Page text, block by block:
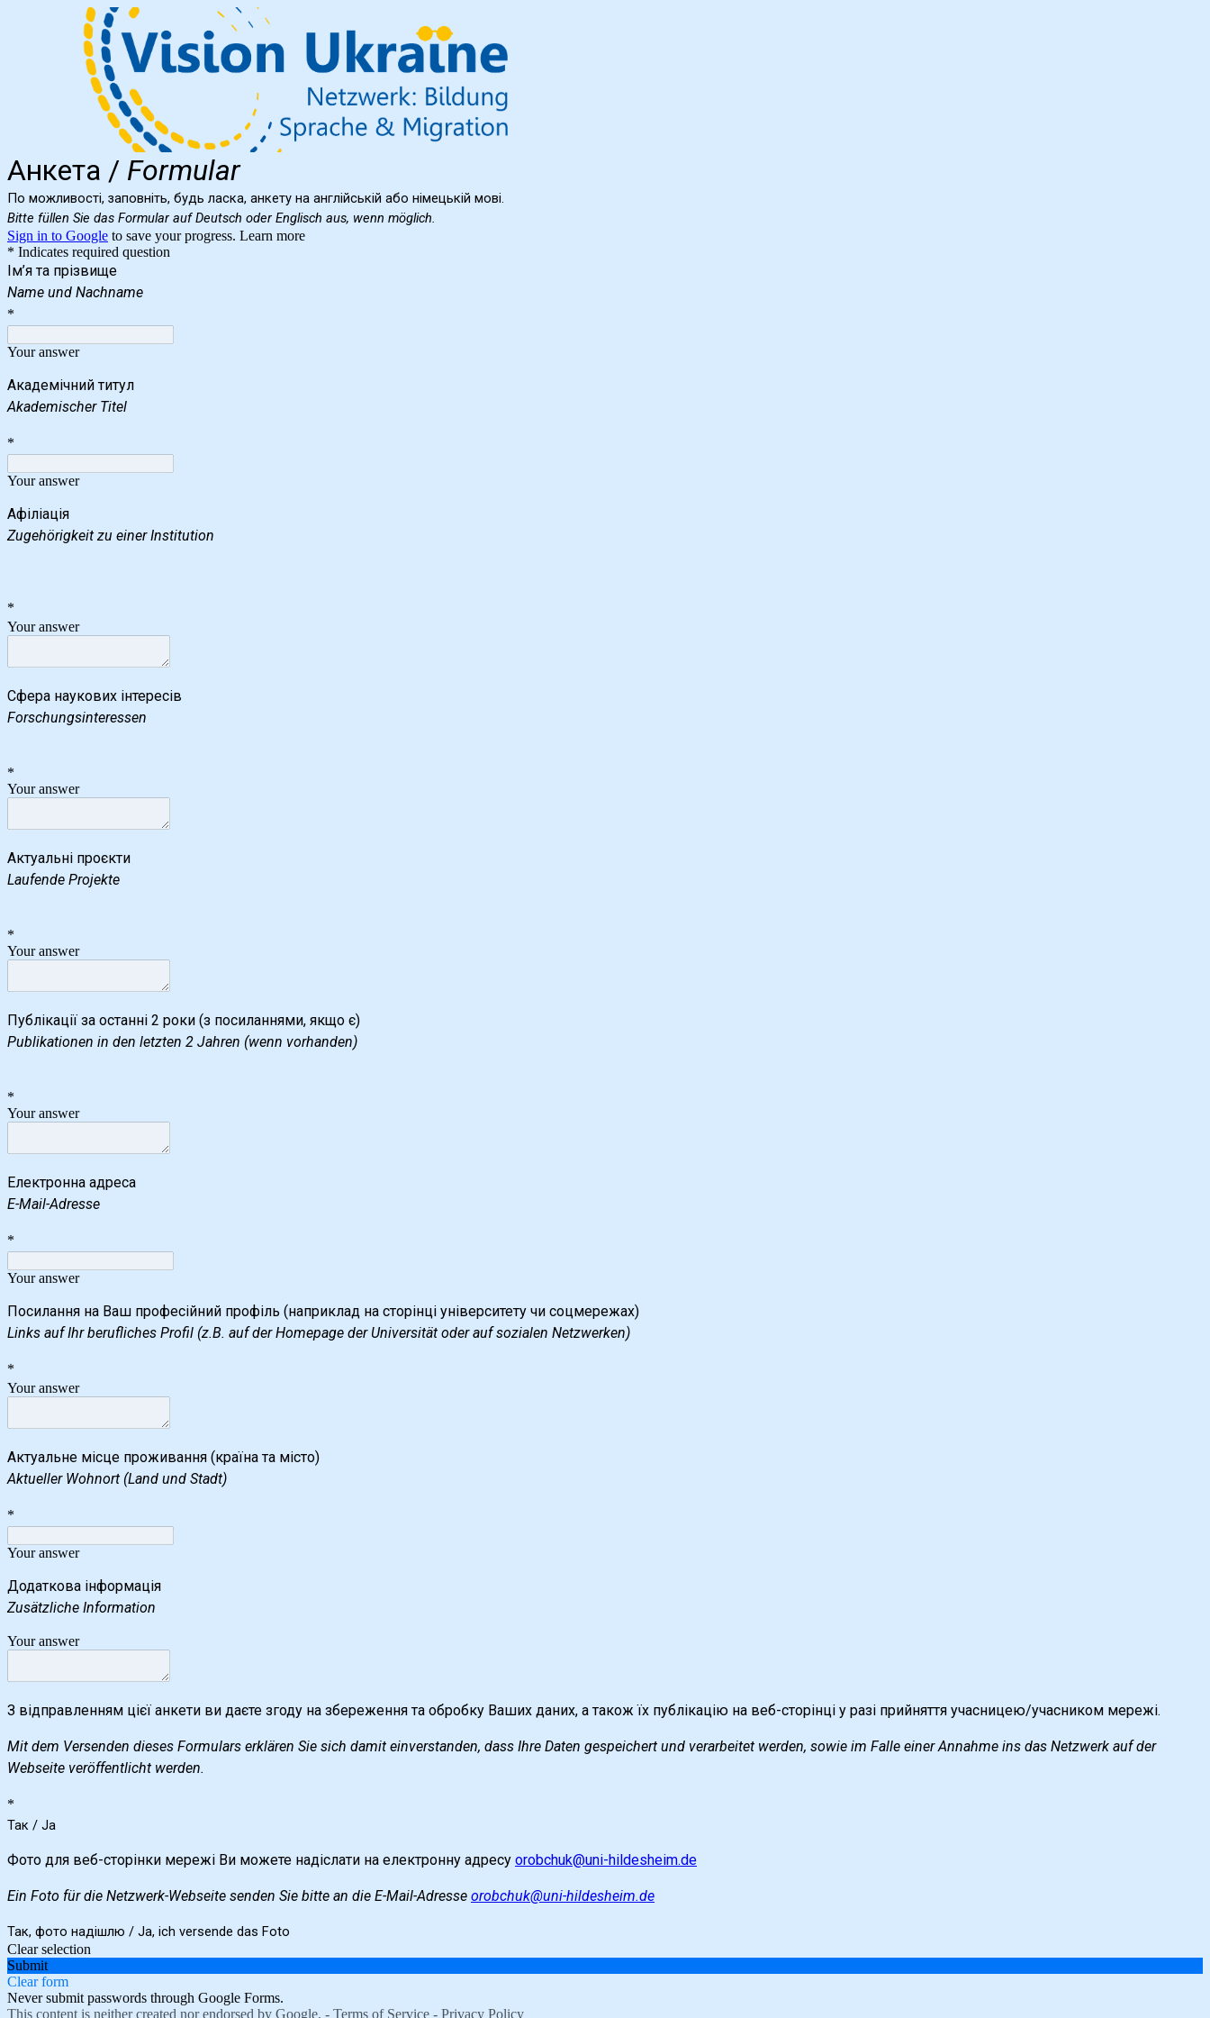
Анкета / Formular
По можливості, заповніть, будь ласка, анкету на англійській або німецькій мові.
Bitte füllen Sie das Formular auf Deutsch oder Englisch aus, wenn möglich.
Sign in to Google to save your progress. Learn more
* Indicates required question
Ім’я та прізвище
Name und Nachname
*
Your answer
Академічний титул
Akademischer Titel
*
Your answer
Zugehörigkeit zu einer Institution
*
Your answer
Сфера наукових інтересів
Forschungsinteressen
*
Your answer
Актуальні проєкти
Laufende Projekte
*
Your answer
Публікації за останні 2 роки (з посиланнями, якщо є)
Publikationen in den letzten 2 Jahren (wenn vorhanden)
*
Your answer
Електронна адреса
E-Mail-Adresse
*
Your answer
Links auf Ihr berufliches Profil (z.B. auf der Homepage der Universität oder auf sozialen Netzwerken)
*
Your answer
Актуальне місце проживання (країна та місто)
Aktueller Wohnort (Land und Stadt)
*
Your answer
Додаткова інформація
Zusätzliche Information
Your answer
З відправленням цієї анкети ви даєте згоду на збереження та обробку Ваших даних, а також їх публікацію на веб-сторінці у разі прийняття учасницею/учасником мережі.
Mit dem Versenden dieses Formulars erklären Sie sich damit einverstanden, dass Ihre Daten gespeichert und verarbeitet werden, sowie im Falle einer Annahme ins das Netzwerk auf der
Webseite veröffentlicht werden.
*
Так / Ja
Фото для веб-сторінки мережі Ви можете надіслати на електронну адресу orobchuk@uni-hildesheim.de
Ein Foto für die Netzwerk-Webseite senden Sie bitte an die E-Mail-Adresse orobchuk@uni-hildesheim.de
Так, фото надішлю / Ja, ich versende das Foto
Clear selection
Submit
Clear form
Never submit passwords through Google Forms.
This content is neither created nor endorsed by Google. - Terms of Service - Privacy Policy